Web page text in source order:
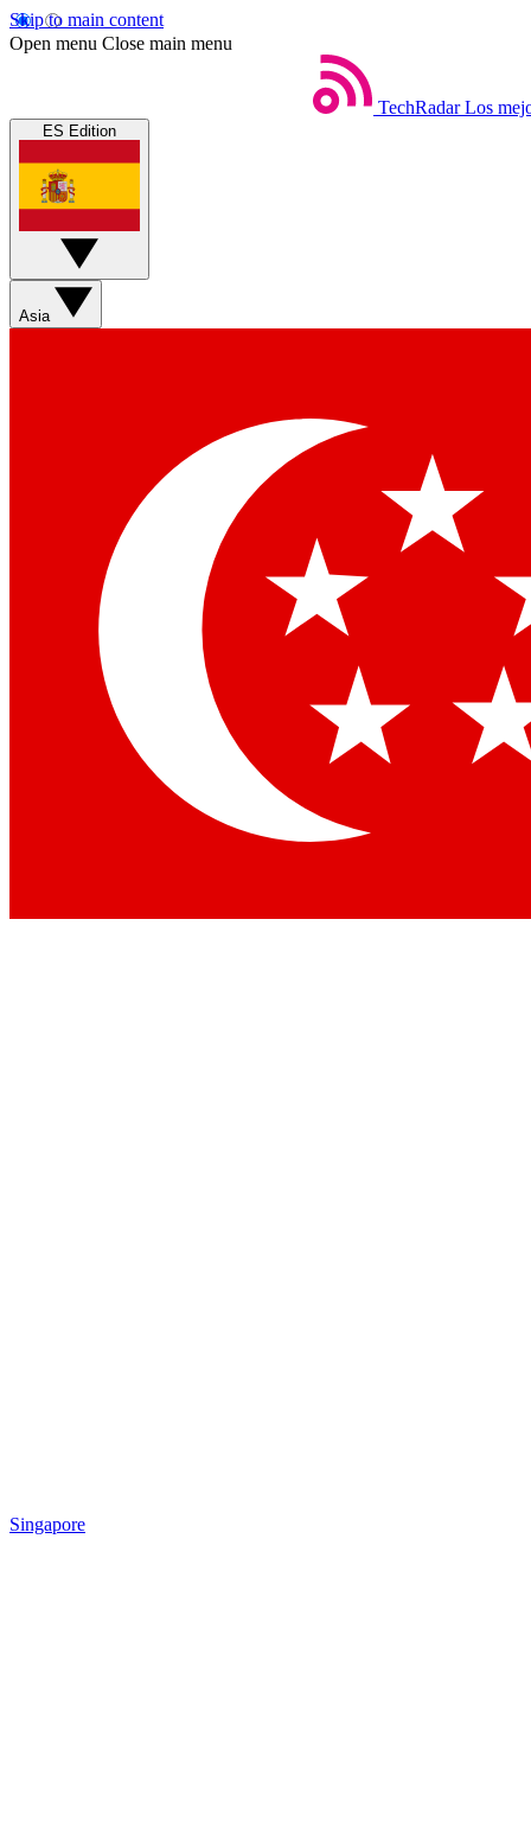
Skip to main content
Open menu Close main menu
TechRadar Los
ES Edition
Asia
Singapore